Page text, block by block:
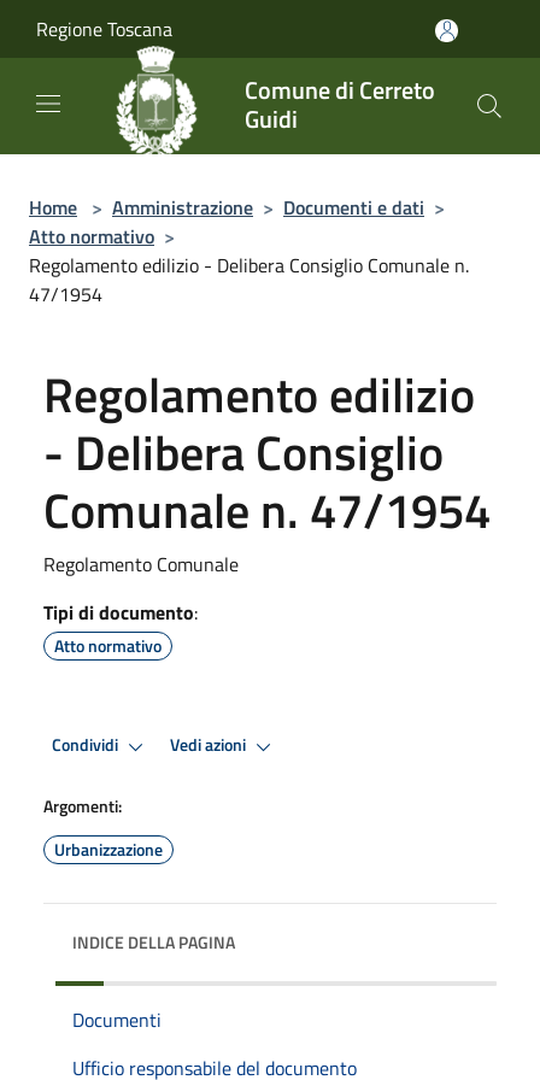
Regione Toscana
Comune di Cerreto
Guidi
Home > Amministrazione > Documenti e dati >
Atto normativo >
Regolamento edilizio - Delibera Consiglio Comunale n.
47/1954
Regolamento edilizio
- Delibera Consiglio
Comunale n. 47/1954
Regolamento Comunale
Tipi di documento:
Atto normativo
Condividi Vedi azioni
Argomenti:
Urbanizzazione
INDICE DELLA PAGINA
Documenti
Ufficio responsabile del documento